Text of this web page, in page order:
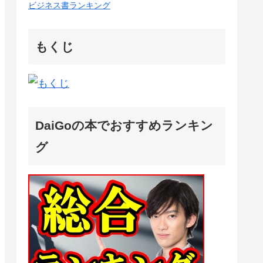
ビジネス書ランキング
もくじ
DaiGoの本でおすすめランキン
グ